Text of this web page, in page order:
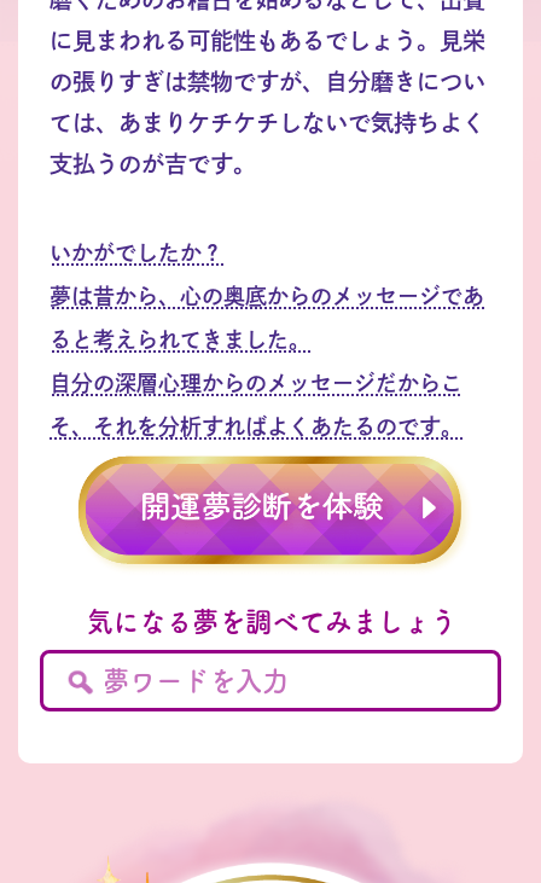
に見まわれる可能性もあるでしょう。見栄
の張りすぎは禁物ですが、自分磨きについ
ては、あまりケチケチしないで気持ちよく
支払うのが吉です。
いかがでしたか？
夢は昔から、心の奥底からのメッセージであ
ると考えられてきました。
自分の深層心理からのメッセージだからこ
そ、それを分析すればよくあたるのです。
気になる夢を調べてみましょう